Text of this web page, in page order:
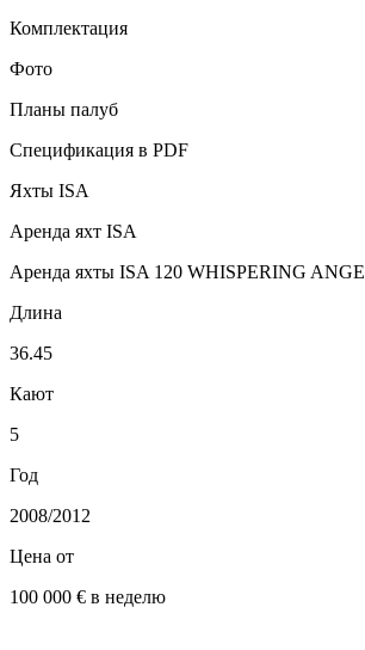
Комплектация
Фото
Планы палуб
Спецификация в PDF
Яхты ISA
Аренда яхт ISA
Аренда яхты ISA 120 WHISPERING
Длина
36.45
Кают
5
Год
2008/2012
Цена от
100 000 € в неделю